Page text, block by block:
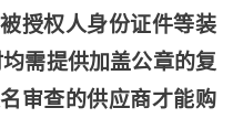
授权人身份证件等装
需提供加盖公章的复
审查的供应商才能购